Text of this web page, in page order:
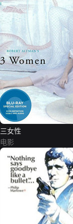
三女性
电影